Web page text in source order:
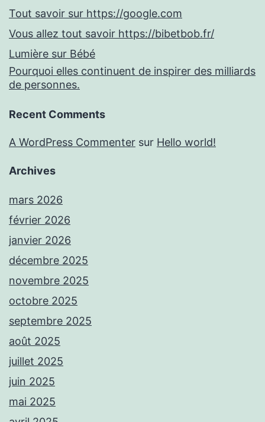
Tout savoir sur https://google.com
Vous allez tout savoir https://bibetbob.fr/
Lumière sur Bébé
Pourquoi elles continuent de inspirer des milliards
de personnes.
Recent Comments
A WordPress Commenter sur Hello world!
Archives
mars 2026
février 2026
janvier 2026
décembre 2025
novembre 2025
octobre 2025
septembre 2025
août 2025
juillet 2025
juin 2025
mai 2025